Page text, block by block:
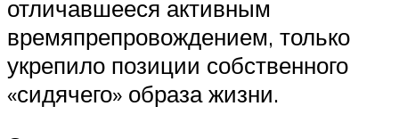
отличавшееся активным
времяпрепровождением, только
укрепило позиции собственного
«сидячего» образа жизни.